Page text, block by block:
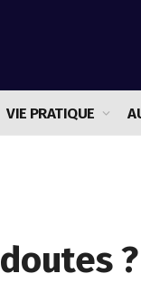
VIE PRATIQUE
?